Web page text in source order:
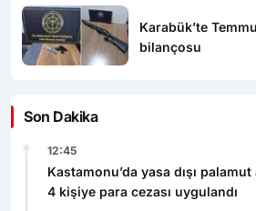
Karabük’te
bilançosu
Son Dakika
12:45
Kastamonu’da yasa dışı palamut
4 kişiye para cezası uygulandı